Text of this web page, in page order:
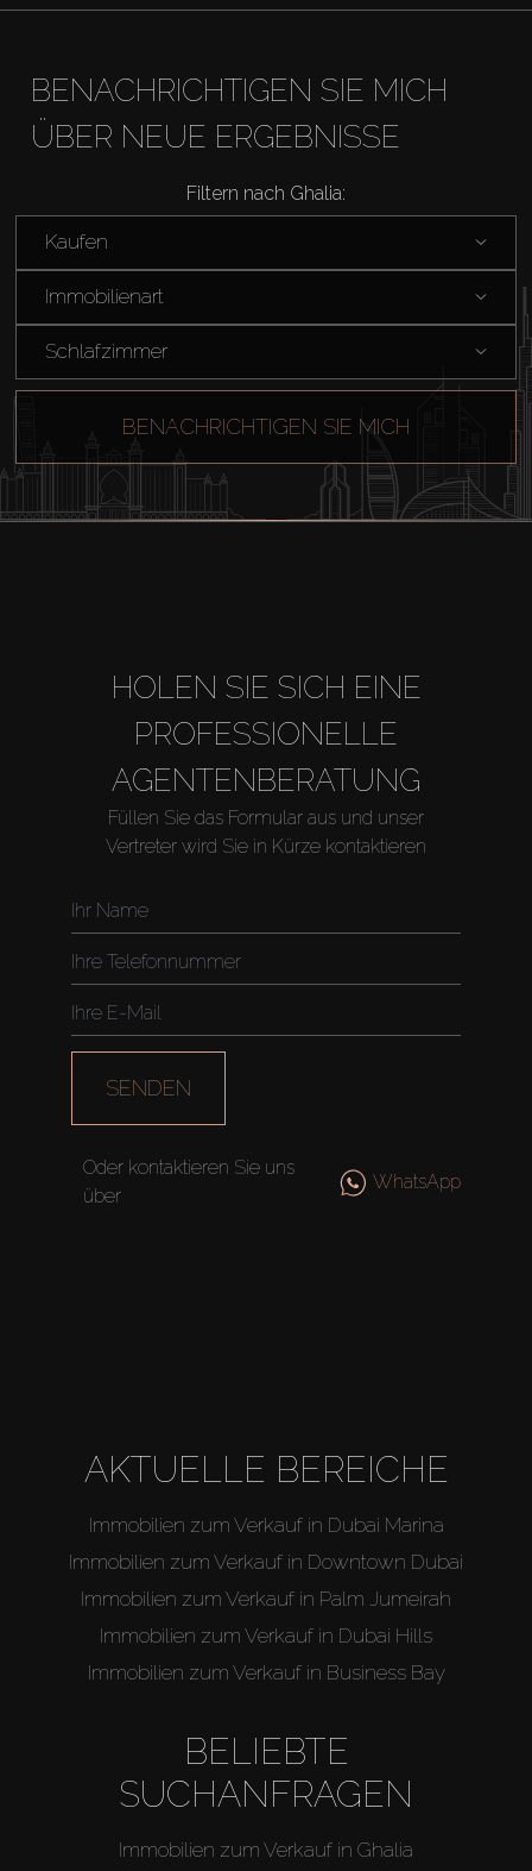
BENACHRICHTIGEN SIE MICH
ÜBER NEUE ERGEBNISSE
Filtern nach Ghalia:
Kaufen
Immobilienart
Schlafzimmer
BENACHRICHTIGEN SIE MICH
HOLEN SIE SICH EINE
PROFESSIONELLE
AGENTENBERATUNG
Füllen Sie das Formular aus und unser
Vertreter wird Sie in Kürze kontaktieren
SENDEN
Oder kontaktieren Sie uns
über
WhatsApp
AKTUELLE BEREICHE
Immobilien zum Verkauf in Dubai Marina
Immobilien zum Verkauf in Downtown Dubai
Immobilien zum Verkauf in Palm Jumeirah
Immobilien zum Verkauf in Dubai Hills
Immobilien zum Verkauf in Business Bay
BELIEBTE
SUCHANFRAGEN
Immobilien zum Verkauf in Ghalia